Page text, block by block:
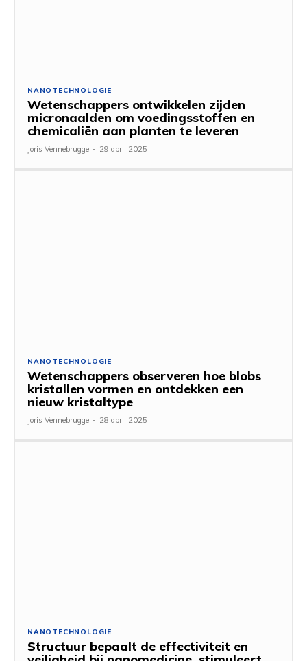
NANOTECHNOLOGIE
Wetenschappers ontwikkelen zijden
micronaalden om voedingsstoffen en
chemicaliën aan planten te leveren
Joris Vennebrugge - 29 april 2025
NANOTECHNOLOGIE
Wetenschappers observeren hoe blobs
kristallen vormen en ontdekken een
nieuw kristaltype
Joris Vennebrugge - 28 april 2025
NANOTECHNOLOGIE
Structuur bepaalt de effectiviteit en